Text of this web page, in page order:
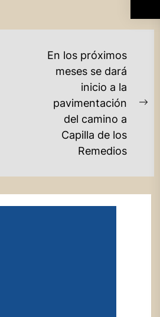
En los próximos
meses se dará
inicio a la
pavimentación
del camino a
Capilla de los
Remedios